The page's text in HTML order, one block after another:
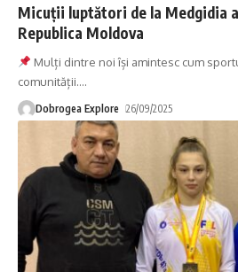
Micuții luptători de la Medgidia
Republica Moldova
Mulți dintre noi își amintesc cum
comunității.…
Dobrogea Explore 26/09/2025